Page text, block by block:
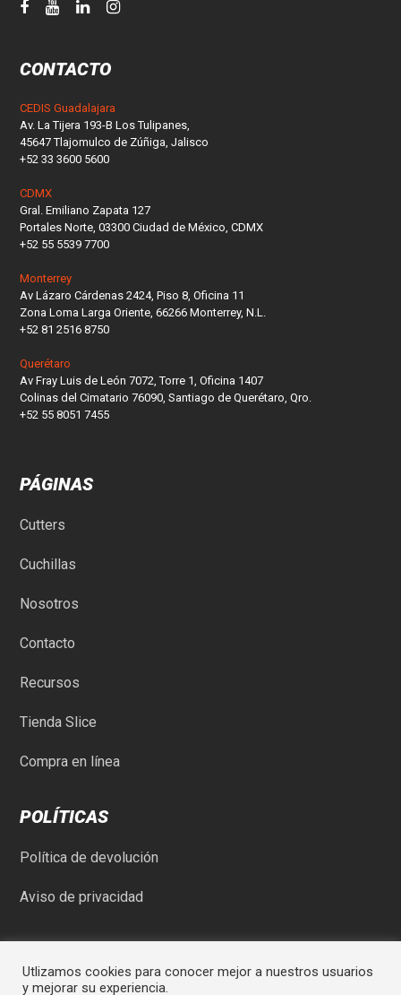
CONTACTO
CEDIS Guadalajara
Av. La Tijera 193-B Los Tulipanes,
45647 Tlajomulco de Zúñiga, Jalisco
+52 33 3600 5600
CDMX
Gral. Emiliano Zapata 127
Portales Norte, 03300 Ciudad de México, CDMX
+52 55 5539 7700
Monterrey
Av Lázaro Cárdenas 2424, Piso 8, Oficina 11
Zona Loma Larga Oriente, 66266 Monterrey, N.L.
+52 81 2516 8750
Querétaro
Av Fray Luis de León 7072, Torre 1, Oficina 1407
Colinas del Cimatario 76090, Santiago de Querétaro, Qro.
+52 55 8051 7455
PÁGINAS
Cutters
Cuchillas
Nosotros
Contacto
Recursos
Tienda Slice
Compra en línea
POLÍTICAS
Política de devolución
Aviso de privacidad
Utlizamos cookies para conocer mejor a nuestros usuarios
y mejorar su experiencia.